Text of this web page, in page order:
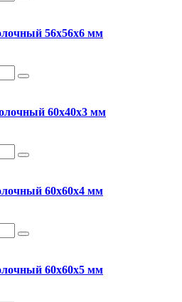
56х56х6 мм
60х40х3 мм
60х60х4 мм
60х60х5 мм